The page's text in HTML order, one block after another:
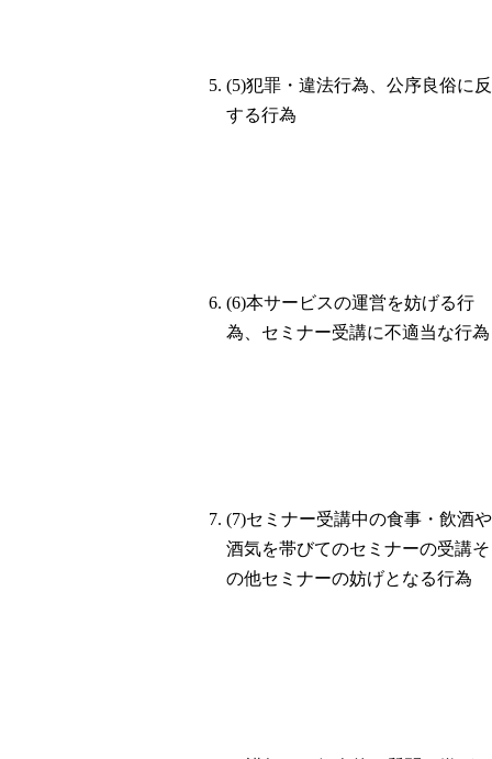
(5)犯罪・違法行為、公序良俗に反
する行為
(6)本サービスの運営を妨げる行
為、セミナー受講に不適当な行為
(7)セミナー受講中の食事・飲酒や
酒気を帯びてのセミナーの受講そ
の他セミナーの妨げとなる行為